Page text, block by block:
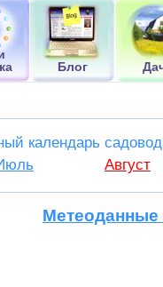
Блог
календарь
Август
Метеоданные